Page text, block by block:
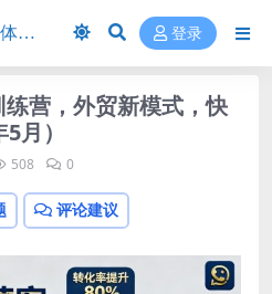
登录
营，外贸新模式，快
月）
508 0
评论建议